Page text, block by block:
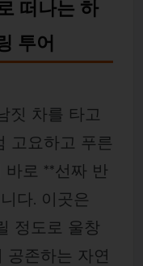
떠나는 하
투어
짓 차를 타고
고요하고 푸른
바로 **선짜 반
다. 이곳은
정도로 울창
공존하는 자연